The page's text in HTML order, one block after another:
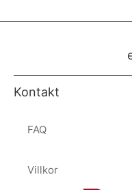
Kontakt
FAQ
Villkor